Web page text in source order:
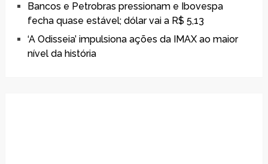
Bancos e Petrobras pressionam e Ibovespa
fecha quase estável; dólar vai a R$ 5,13
‘A Odisseia’ impulsiona ações da IMAX ao maior
nível da história